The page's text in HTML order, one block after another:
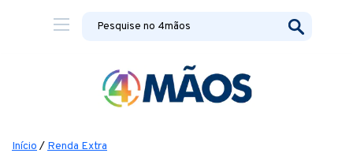
Início / Renda Extra